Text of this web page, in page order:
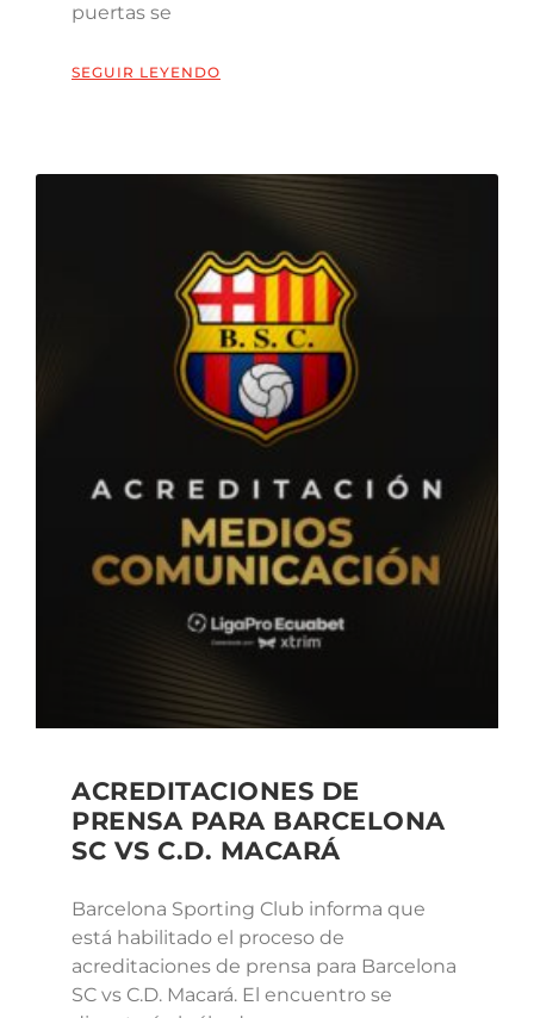
puertas se
SEGUIR LEYENDO
ACREDITACIONES DE
PRENSA PARA BARCELONA
SC VS C.D. MACARÁ
Barcelona Sporting Club informa que
está habilitado el proceso de
acreditaciones de prensa para Barcelona
SC vs C.D. Macará. El encuentro se